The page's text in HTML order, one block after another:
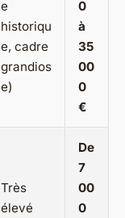
e
historiqu
e, cadre
grandios
e)
0
à
35
00
0
€
Très
élevé
De
7
00
0